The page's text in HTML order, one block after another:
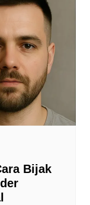
Bijak